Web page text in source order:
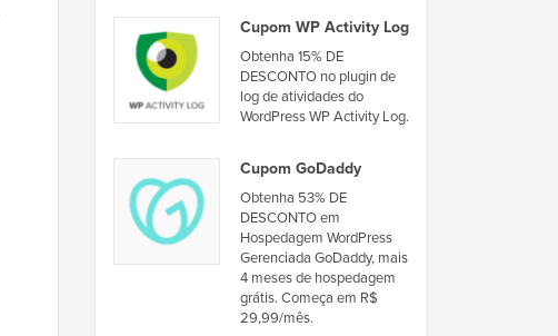
Cupom WP Activity Log
Obtenha 15% DE
DESCONTO no plugin de
log de atividades do
WordPress WP Activity Log.
Cupom GoDaddy
Obtenha 53% DE
DESCONTO em
Hospedagem WordPress
Gerenciada GoDaddy, mais
4 meses de hospedagem
grátis. Começa em R$
29,99/mês.